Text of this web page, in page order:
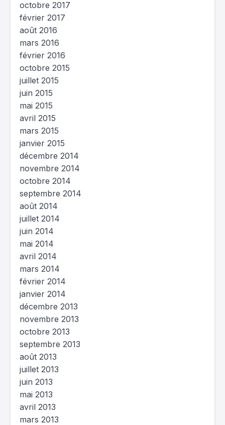
octobre 2017
février 2017
août 2016
mars 2016
février 2016
octobre 2015
juillet 2015
juin 2015
mai 2015
avril 2015
mars 2015
janvier 2015
décembre 2014
novembre 2014
octobre 2014
septembre 2014
août 2014
juillet 2014
juin 2014
mai 2014
avril 2014
mars 2014
février 2014
janvier 2014
décembre 2013
novembre 2013
octobre 2013
septembre 2013
août 2013
juillet 2013
juin 2013
mai 2013
avril 2013
mars 2013